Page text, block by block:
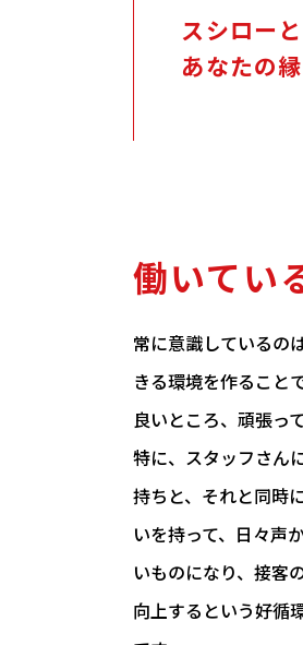
スシローと
あなたの縁
働いてい
常に意識しているの
きる環境を作ること
良いところ、頑張っ
特に、スタッフさん
持ちと、それと同時
いを持って、日々声
いものになり、接客
向上するという好循